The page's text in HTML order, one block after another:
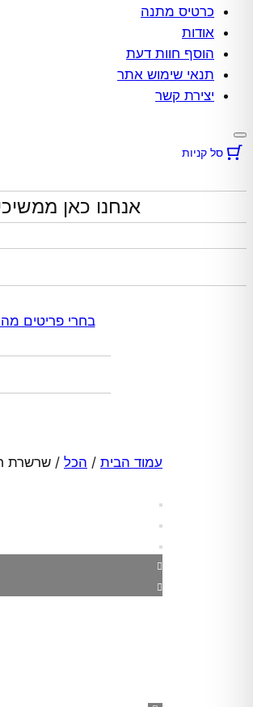
כרטיס מתנה
אודות
הוסף חוות דעת
תנאי שימוש אתר
יצירת קשר
סל קניות
אנחנו כאן
בחרי פריטים מהמבצע בשווי 300 ש"ח ומעלה קבלי 70% הנחה אוטומטית
עמוד הבית / הכל / שרשרת